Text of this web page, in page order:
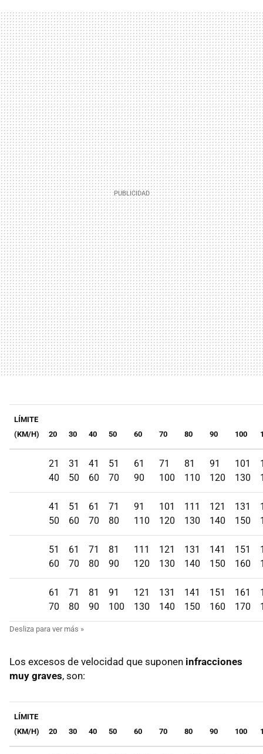
LÍMITE
(KM/H)
20 30 40 50 60 70 80 90 100
21
40
31
50
41
60
51
70
61
90
71
100
81
110
91
120
101
130
41
50
51
60
61
70
71
80
91
110
101
120
111
130
121
140
131
150
51
60
61
70
71
80
81
90
111
120
121
130
131
140
141
150
151
160
61
70
71
80
81
90
91
100
121
130
131
140
141
150
151
160
161
170
Los excesos de velocidad que suponen infracciones
muy graves, son:
LÍMITE
(KM/H)
20 30 40 50 60 70 80 90 100